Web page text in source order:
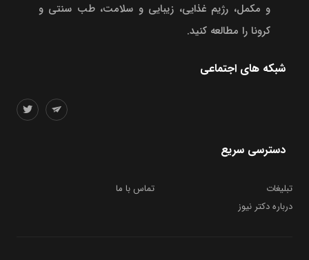
و مکمل، رژیم غذایی، زیبایی و سلامت، طب سنتی و
کرونا را مطالعه کنید.
شبکه های اجتماعی
دسترسی سریع
تبلیغات
تماس با ما
درباره دکتر نیوز